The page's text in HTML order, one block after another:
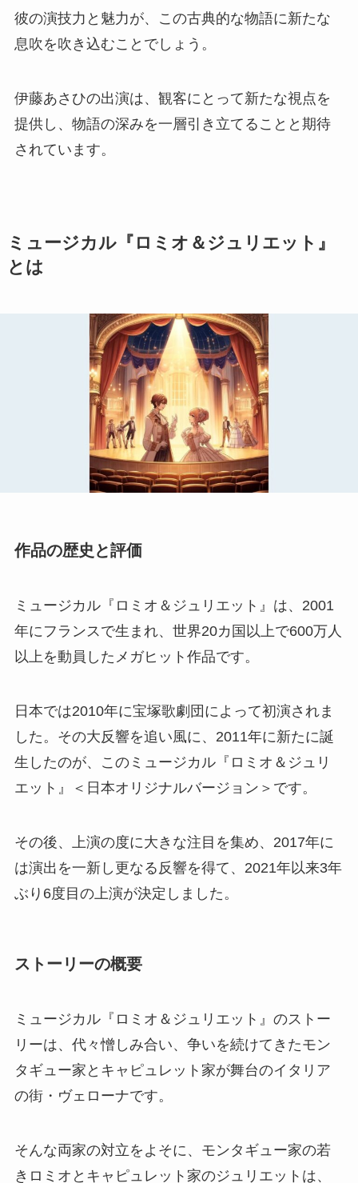
彼の演技力と魅力が、この古典的な物語に新たな
息吹を吹き込むことでしょう。
伊藤あさひの出演は、観客にとって新たな視点を
提供し、物語の深みを一層引き立てることと期待
されています。
ミュージカル『ロミオ＆ジュリエット』
とは
作品の歴史と評価
ミュージカル『ロミオ＆ジュリエット』は、2001
年にフランスで生まれ、世界20カ国以上で600万人
以上を動員したメガヒット作品です。
日本では2010年に宝塚歌劇団によって初演されま
した。その大反響を追い風に、2011年に新たに誕
生したのが、このミュージカル『ロミオ＆ジュリ
エット』＜日本オリジナルバージョン＞です。
その後、上演の度に大きな注目を集め、2017年に
は演出を一新し更なる反響を得て、2021年以来3年
ぶり6度目の上演が決定しました。
ストーリーの概要
ミュージカル『ロミオ＆ジュリエット』のストー
リーは、代々憎しみ合い、争いを続けてきたモン
タギュー家とキャピュレット家が舞台のイタリア
の街・ヴェローナです。
そんな両家の対立をよそに、モンタギュー家の若
きロミオとキャピュレット家のジュリエットは、